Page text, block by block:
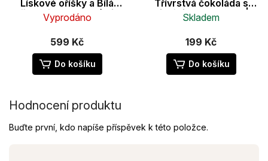
Lískové oříšky a Bílá
čokoláda se slanými
ořechy
hodnocení
produktu
je
5,0
5
hvězdiček.
Vyprodáno
599 Kč
Do košíku
Třívrstvá čokoláda s
pistáciovou pastou |
Venchi
Skladem
199 Kč
Do košíku
Hodnocení produktu
Buďte první, kdo napíše příspěvek k této položce.